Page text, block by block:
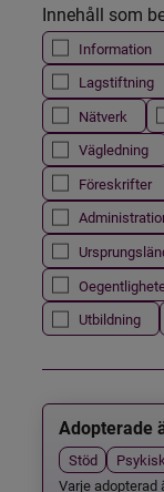
Innehåll som
Information
Lagstiftning
Nätverk
Vägledning
Föreskrifter
Utbildning
Adopterade
Stöd
Varje adopterad